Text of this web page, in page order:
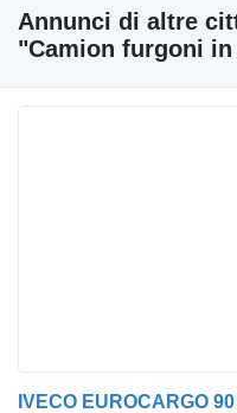
Annunci di altre
"Camion furgoni
IVECO EUROCARGO